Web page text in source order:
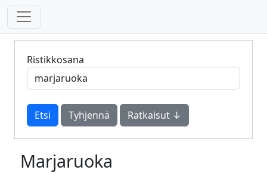
Ristikkosana
Tyhjennä Ratkaisut ↓
Marjaruoka